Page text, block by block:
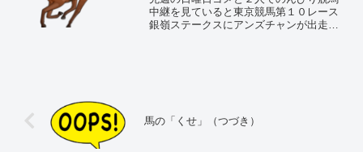
中継を見ていると東京競馬第１０レース
銀嶺ステークスにアンズチャンが出走し
馬の「くせ」（つづき）